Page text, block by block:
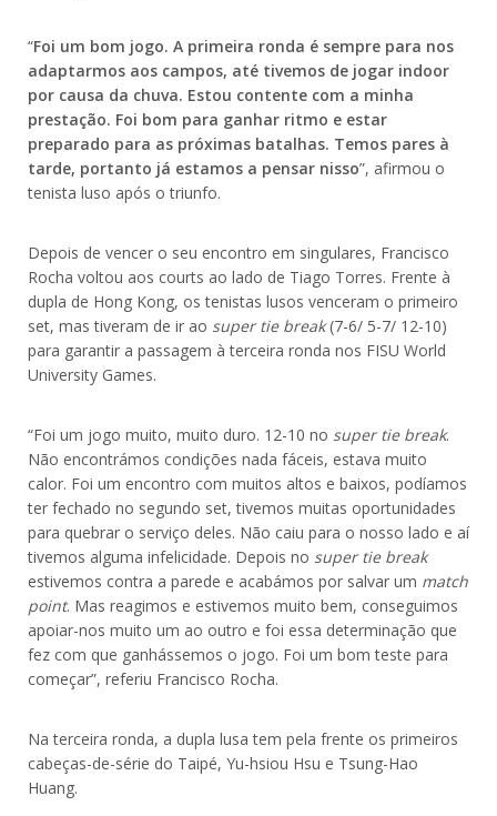
“Foi um bom jogo. A primeira ronda é sempre para nos
adaptarmos aos campos, até tivemos de jogar indoor
por causa da chuva. Estou contente com a minha
prestação. Foi bom para ganhar ritmo e estar
preparado para as próximas batalhas. Temos pares à
tarde, portanto já estamos a pensar nisso”, afirmou o
tenista luso após o triunfo.
Depois de vencer o seu encontro em singulares, Francisco
Rocha voltou aos courts ao lado de Tiago Torres. Frente à
dupla de Hong Kong, os tenistas lusos venceram o primeiro
set, mas tiveram de ir ao super tie break(7-6/ 5-7/ 12-10)
para garantir a passagem à terceira ronda nos FISU World
University Games.
“Foi um jogo muito, muito duro. 12-10 no super tie break.
Não encontrámos condições nada fáceis, estava muito
calor. Foi um encontro com muitos altos e baixos, podíamos
ter fechado no segundo set, tivemos muitas oportunidades
para quebrar o serviço deles. Não caiu para o nosso lado e aí
tivemos alguma infelicidade. Depois no super tie break
estivemos contra a parede e acabámos por salvar um match
point. Mas reagimos e estivemos muito bem, conseguimos
apoiar-nos muito um ao outro e foi essa determinação que
fez com que ganhássemos o jogo. Foi um bom teste para
começar”, referiu Francisco Rocha.
Na terceira ronda, a dupla lusa tem pela frente os primeiros
cabeças-de-série do Taipé, Yu-hsiou Hsu e Tsung-Hao
Huang.